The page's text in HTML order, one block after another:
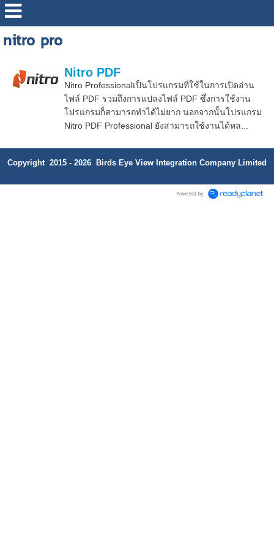
nitro pro
Nitro PDF
Nitro Professionalเป็นโปรแกรมที่ใช้ในการเปิดอ่าน
ไฟล์ PDF รวมถึงการแปลงไฟล์ PDF ซึ่งการใช้งาน
โปรแกรมก็สามารถทำได้ไม่ยาก นอกจากนั้นโปรแกรม
Nitro PDF Professional ยังสามารถใช้งานได้หล...
Copyright 2015 - 2026 Birds Eye View Integration Company Limited